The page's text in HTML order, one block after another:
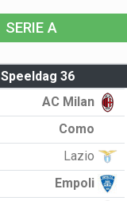
SERIE A
Speeldag 36
AC Milan
Como
Lazio
Empoli